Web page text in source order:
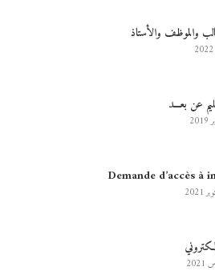
والموظف والأستاذ
عن بعـــد
Demande d’accès à